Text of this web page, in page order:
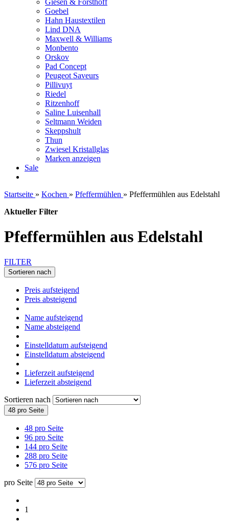
Giesen & Forsthoff
Goebel
Hahn Haustextilen
Lind DNA
Maxwell & Williams
Monbento
Orskov
Pad Concept
Peugeot Saveurs
Pillivuyt
Riedel
Ritzenhoff
Saline Luisenhall
Seltmann Weiden
Skeppshult
Thun
Zwiesel Kristallglas
Marken anzeigen
Sale
Startseite » Kochen » Pfeffermühlen » Pfeffermühlen aus Edelstahl
Aktueller Filter
Pfeffermühlen aus Edelstahl
FILTER
Sortieren nach
Preis aufsteigend
Preis absteigend
Name aufsteigend
Name absteigend
Einstelldatum aufsteigend
Einstelldatum absteigend
Lieferzeit aufsteigend
Lieferzeit absteigend
Sortieren nach
48 pro Seite
48 pro Seite
96 pro Seite
144 pro Seite
288 pro Seite
576 pro Seite
pro Seite
1